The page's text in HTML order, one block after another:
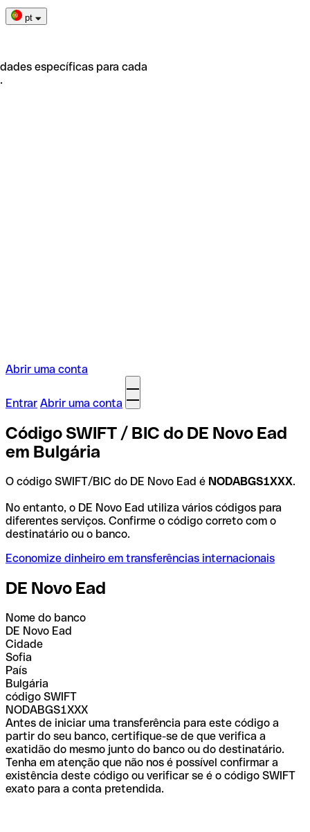
pt
específicas para cada
Abrir uma conta
Entrar Abrir uma conta
Código SWIFT / BIC do DE Novo Ead
em Bulgária
O código SWIFT/BIC do DE Novo Ead é NODABGS1XXX.
No entanto, o DE Novo Ead utiliza vários códigos para
diferentes serviços. Confirme o código correto com o
destinatário ou o banco.
Economize dinheiro em transferências internacionais
DE Novo Ead
Nome do banco
DE Novo Ead
Cidade
Sofia
País
Bulgária
código SWIFT
NODABGS1XXX
Antes de iniciar uma transferência para este código a
partir do seu banco, certifique-se de que verifica a
exatidão do mesmo junto do banco ou do destinatário.
Tenha em atenção que não nos é possível confirmar a
existência deste código ou verificar se é o código SWIFT
exato para a conta pretendida.